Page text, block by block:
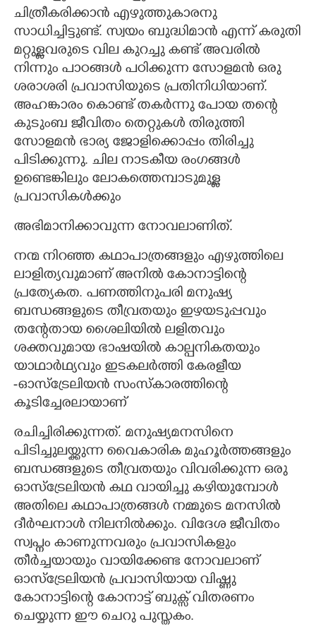
ചിത്രീകരിക്കാൻ എഴുത്തുകാരനു
സാധിച്ചിട്ടുണ്ട്. സ്വയം ബുദ്ധിമാൻ എന്ന് കരുതി
മറ്റുള്ളവരുടെ വില കുറച്ചു കണ്ട് അവരിൽ
നിന്നും പാഠങ്ങൾ പഠിക്കുന്ന സോളമൻ ഒരു
ശരാശരി പ്രവാസിയുടെ പ്രതിനിധിയാണ്.
അഹങ്കാരം കൊണ്ട് തകർന്നു പോയ തന്റെ
കുടുംബ ജീവിതം തെറ്റുകൾ തിരുത്തി
സോളമൻ ഭാര്യ ജോളിക്കൊപ്പം തിരിച്ചു
പിടിക്കുന്നു. ചില നാടകീയ രംഗങ്ങൾ
ഉണ്ടെങ്കിലും ലോകത്തെമ്പാടുമുള്ള
പ്രവാസികൾക്കും
അഭിമാനിക്കാവുന്ന നോവലാണിത്.
നന്മ നിറഞ്ഞ കഥാപാത്രങ്ങളും എഴുത്തിലെ
ലാളിത്യവുമാണ് അനിൽ കോനാട്ടിന്റെ
പ്രത്യേകത. പണത്തിനുപരി മനുഷ്യ
ബന്ധങ്ങളുടെ തീവ്രതയും ഇഴയടുപ്പവും
തന്റേതായ ശൈലിയിൽ ലളിതവും
ശക്തവുമായ ഭാഷയിൽ കാല്പനികതയും
യാഥാർഥ്യവും ഇടകലർത്തി കേരളീയ
-ഓസ്ട്രേലിയൻ സംസ്കാരത്തിന്റെ
കൂടിച്ചേരലായാണ്
രചിച്ചിരിക്കുന്നത്. മനുഷ്യമനസിനെ
പിടിച്ചുലയ്ക്കുന്ന വൈകാരിക മുഹൂർത്തങ്ങളും
ബന്ധങ്ങളുടെ തീവ്രതയും വിവരിക്കുന്ന ഒരു
ഓസ്ട്രേലിയൻ കഥ വായിച്ചു കഴിയുമ്പോൾ
അതിലെ കഥാപാത്രങ്ങൾ നമ്മുടെ മനസിൽ
ദീർഘനാൾ നിലനിൽക്കും. വിദേശ ജീവിതം
സ്വപ്നം കാണുന്നവരും പ്രവാസികളും
തീർച്ചയായും വായിക്കേണ്ട നോവലാണ്
ഓസ്ട്രേലിയൻ പ്രവാസിയായ വിഷ്ണു
കോനാട്ടിന്റെ കോനാട്ട് ബുക്സ് വിതരണം
ചെയ്യുന്ന ഈ ചെറു പുസ്തകം.